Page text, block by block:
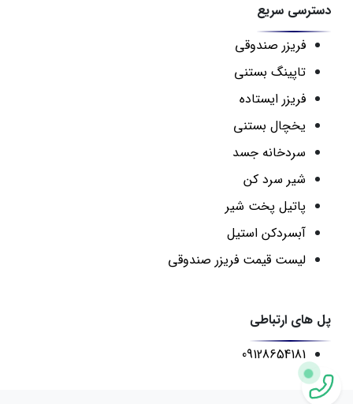
دسترسی سریع
فریزر صندوقی
تاپینگ بستنی
فریزر ایستاده
یخچال بستنی
سردخانه جسد
شیر سرد کن
پاتیل پخت شیر
آبسردکن استیل
لیست قیمت فریزر صندوقی
پل های ارتباطی
09128654181